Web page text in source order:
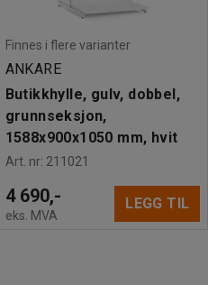
Finnes i flere varianter
ANKARE
Butikkhylle, gulv, dobbel,
grunnseksjon,
1588x900x1050 mm, hvit
Art. nr: 211021
4 690,-
eks. MVA
LEGG TIL